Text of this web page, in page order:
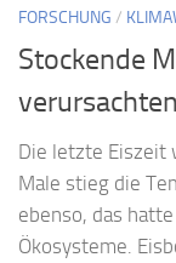
FORSCHUNG /
Stockende
Die letzte Eiszeit
Male stieg die
ebenso, das
Ökosysteme.